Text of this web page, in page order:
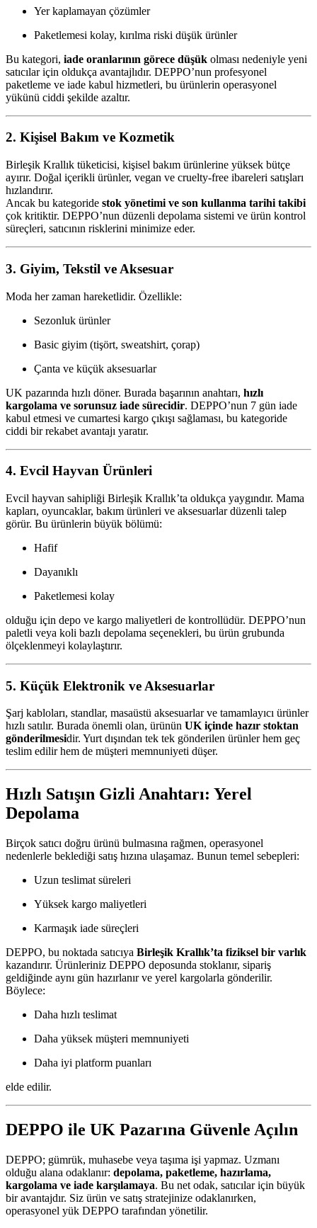
Yer kaplamayan çözümler
Paketlemesi kolay, kırılma riski düşük ürünler
Bu kategori, iade oranlarının görece düşük olması nedeniyle yeni
satıcılar için oldukça avantajlıdır. DEPPO’nun profesyonel
paketleme ve iade kabul hizmetleri, bu ürünlerin operasyonel
yükünü ciddi şekilde azaltır.
2. Kişisel Bakım ve Kozmetik
Birleşik Krallık tüketicisi, kişisel bakım ürünlerine yüksek bütçe
ayırır. Doğal içerikli ürünler, vegan ve cruelty-free ibareleri satışları
hızlandırır.
Ancak bu kategoride stok yönetimi ve son kullanma tarihi takibi
çok kritiktir. DEPPO’nun düzenli depolama sistemi ve ürün kontrol
süreçleri, satıcının risklerini minimize eder.
3. Giyim, Tekstil ve Aksesuar
Moda her zaman hareketlidir. Özellikle:
Sezonluk ürünler
Basic giyim (tişört, sweatshirt, çorap)
Çanta ve küçük aksesuarlar
UK pazarında hızlı döner. Burada başarının anahtarı, hızlı
kargolama ve sorunsuz iade sürecidir. DEPPO’nun 7 gün iade
kabul etmesi ve cumartesi kargo çıkışı sağlaması, bu kategoride
ciddi bir rekabet avantajı yaratır.
4. Evcil Hayvan Ürünleri
Evcil hayvan sahipliği Birleşik Krallık’ta oldukça yaygındır. Mama
kapları, oyuncaklar, bakım ürünleri ve aksesuarlar düzenli talep
görür. Bu ürünlerin büyük bölümü:
Hafif
Dayanıklı
Paketlemesi kolay
olduğu için depo ve kargo maliyetleri de kontrollüdür. DEPPO’nun
paletli veya koli bazlı depolama seçenekleri, bu ürün grubunda
ölçeklenmeyi kolaylaştırır.
5. Küçük Elektronik ve Aksesuarlar
Şarj kabloları, standlar, masaüstü aksesuarlar ve tamamlayıcı ürünler
hızlı satılır. Burada önemli olan, ürünün UK içinde hazır stoktan
gönderilmesidir. Yurt dışından tek tek gönderilen ürünler hem geç
teslim edilir hem de müşteri memnuniyeti düşer.
Hızlı Satışın Gizli Anahtarı: Yerel
Depolama
Birçok satıcı doğru ürünü bulmasına rağmen, operasyonel
nedenlerle beklediği satış hızına ulaşamaz. Bunun temel sebepleri:
Uzun teslimat süreleri
Yüksek kargo maliyetleri
Karmaşık iade süreçleri
DEPPO, bu noktada satıcıya Birleşik Krallık’ta fiziksel bir varlık
kazandırır. Ürünleriniz DEPPO deposunda stoklanır, sipariş
geldiğinde aynı gün hazırlanır ve yerel kargolarla gönderilir.
Böylece:
Daha hızlı teslimat
Daha yüksek müşteri memnuniyeti
Daha iyi platform puanları
elde edilir.
DEPPO ile UK Pazarına Güvenle Açılın
DEPPO; gümrük, muhasebe veya taşıma işi yapmaz. Uzmanı
olduğu alana odaklanır: depolama, paketleme, hazırlama,
kargolama ve iade karşılamaya. Bu net odak, satıcılar için büyük
bir avantajdır. Siz ürün ve satış stratejinize odaklanırken,
operasyonel yük DEPPO tarafından yönetilir.